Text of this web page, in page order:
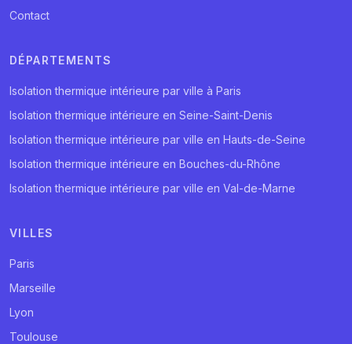
Contact
DÉPARTEMENTS
Isolation thermique intérieure par ville à Paris
Isolation thermique intérieure en Seine-Saint-Denis
Isolation thermique intérieure par ville en Hauts-de-Seine
Isolation thermique intérieure en Bouches-du-Rhône
Isolation thermique intérieure par ville en Val-de-Marne
VILLES
Paris
Marseille
Lyon
Toulouse